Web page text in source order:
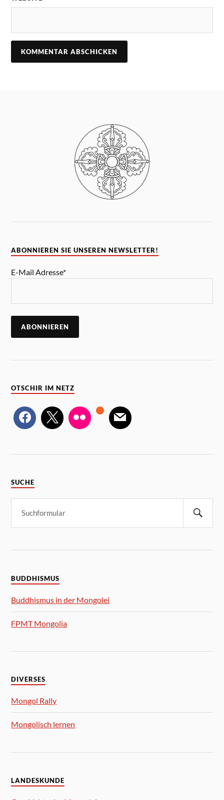
ABONNIEREN SIE UNSEREN NEWSLETTER!
E-Mail Adresse*
OTSCHIR IM NETZ
SUCHE
BUDDHISMUS
Buddhismus in der Mongolei
FPMT Mongolia
DIVERSES
Mongol Rally
Mongolisch lernen
LANDESKUNDE